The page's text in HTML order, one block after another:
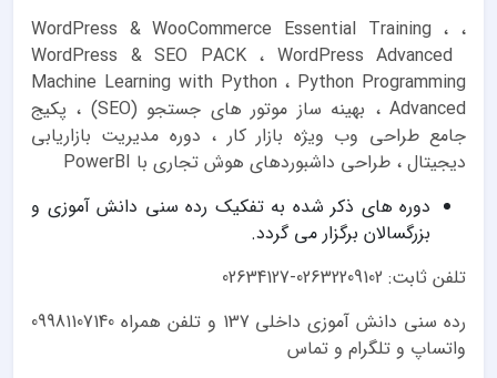
، WordPress & WooCommerce Essential Training ،
WordPress & SEO PACK ، WordPress Advanced
Machine Learning with Python ، Python Programming
Advanced ، بهینه ساز موتور های جستجو (SEO) ، پکیج
جامع طراحی وب ویژه بازار کار ، دوره مدیریت بازاریابی
دیجیتال ، طراحی داشبوردهای هوش تجاری با PowerBI
دوره های ذکر شده به تفکیک رده سنی دانش آموزی و
بزرگسالان برگزار می گردد.
تلفن ثابت: 02632209102-02634127
رده سنی دانش آموزی داخلی 137 و تلفن همراه 09981107140
واتساپ و تلگرام و تماس